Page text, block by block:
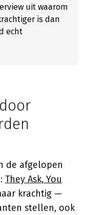
uit waarom
is dan
echt
de afgelopen
They Ask, You
krachtig —
stellen, ook